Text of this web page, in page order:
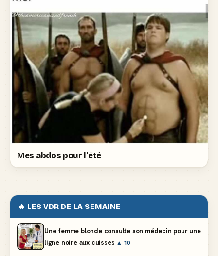
Mes abdos pour l'été
🔥 LES VDR DE LA SEMAINE
Une femme blonde consulte son médecin pour une
ligne noire aux cuisses ▲ 10